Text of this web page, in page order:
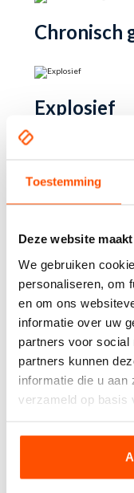
Toestemming
Deze website
We gebruiken
personaliseren, om
en om ons
informatie over uw
partners voor social
partners kunnen
informatie die u aan
verzameld op basis
Chronisch
Explosief